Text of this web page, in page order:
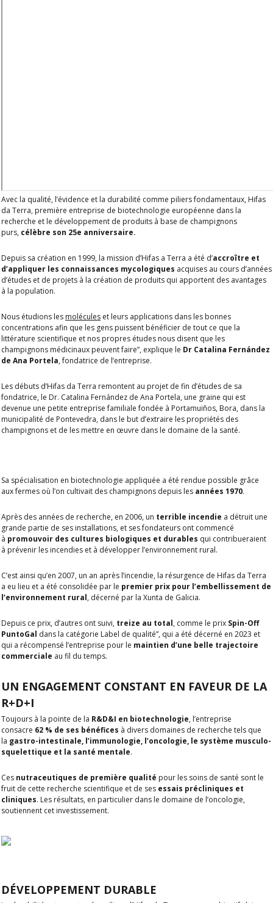
Avec la qualité, l’évidence et la durabilité comme piliers fondamentaux, Hifas
da Terra, première entreprise de biotechnologie européenne dans la
recherche et le développement de produits à base de champignons
purs, célèbre son 25e anniversaire.
Depuis sa création en 1999, la mission d’Hifas a Terra a été d’accroître et
d’appliquer les connaissances mycologiques acquises au cours d’années
d’études et de projets à la création de produits qui apportent des avantages
à la population.
Nous étudions les molécules et leurs applications dans les bonnes
concentrations afin que les gens puissent bénéficier de tout ce que la
littérature scientifique et nos propres études nous disent que les
champignons médicinaux peuvent faire”, explique le Dr Catalina Fernández
de Ana Portela, fondatrice de l’entreprise.
Les débuts d’Hifas da Terra remontent au projet de fin d’études de sa
fondatrice, le Dr. Catalina Fernández de Ana Portela, une graine qui est
devenue une petite entreprise familiale fondée à Portamuiños, Bora, dans la
municipalité de Pontevedra, dans le but d’extraire les propriétés des
champignons et de les mettre en œuvre dans le domaine de la santé.
Sa spécialisation en biotechnologie appliquée a été rendue possible grâce
aux fermes où l’on cultivait des champignons depuis les années 1970.
Après des années de recherche, en 2006, un terrible incendie a détruit une
grande partie de ses installations, et ses fondateurs ont commencé
à promouvoir des cultures biologiques et durables qui contribueraient
à prévenir les incendies et à développer l’environnement rural.
C’est ainsi qu’en 2007, un an après l’incendie, la résurgence de Hifas da Terra
a eu lieu et a été consolidée par le premier prix pour l’embellissement de
l’environnement rural, décerné par la Xunta de Galicia.
Depuis ce prix, d’autres ont suivi, treize au total, comme le prix Spin-Off
PuntoGal dans la catégorie Label de qualité”, qui a été décerné en 2023 et
qui a récompensé l’entreprise pour le maintien d’une belle trajectoire
commerciale au fil du temps.
UN ENGAGEMENT CONSTANT EN FAVEUR DE LA
R+D+I
Toujours à la pointe de la R&D&I en biotechnologie, l’entreprise
consacre 62 % de ses bénéfices à divers domaines de recherche tels que
la gastro-intestinale, l’immunologie, l’oncologie, le système musculo-
squelettique et la santé mentale.
Ces nutraceutiques de première qualité pour les soins de santé sont le
fruit de cette recherche scientifique et de ses essais précliniques et
cliniques. Les résultats, en particulier dans le domaine de l’oncologie,
soutiennent cet investissement.
DÉVELOPPEMENT DURABLE